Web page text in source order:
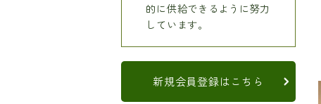
的に供給できるように努力
しています。
新規会員登録はこちら